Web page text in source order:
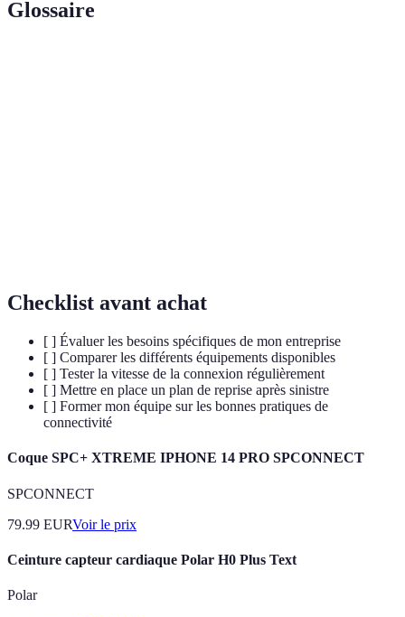
Glossaire
Checklist avant achat
[ ] Évaluer les besoins spécifiques de mon entreprise
[ ] Comparer les différents équipements disponibles
[ ] Tester la vitesse de la connexion régulièrement
[ ] Mettre en place un plan de reprise après sinistre
[ ] Former mon équipe sur les bonnes pratiques de
connectivité
Coque SPC+ XTREME IPHONE 14 PRO SPCONNECT
SPCONNECT
79.99 EURVoir le prix
Ceinture capteur cardiaque Polar H0 Plus Text
Polar